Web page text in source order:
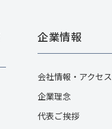
企業情報
会社情報・アクセス
企業理念
代表ご挨拶